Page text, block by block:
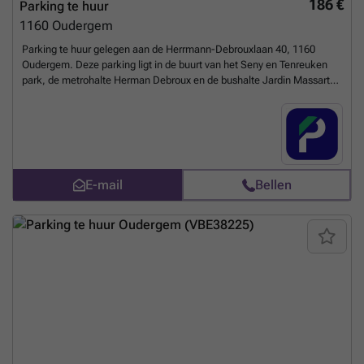
186 €
Parking te huur
1160 Oudergem
Parking te huur gelegen aan de Herrmann-Debrouxlaan 40, 1160
Oudergem. Deze parking ligt in de buurt van het Seny en Tenreuken
park, de metrohalte Herman Debroux en de bushalte Jardin Massart.
om uw auto te parkeren. Als u geïnteresseerd bent in deze parking,
aarzel dan niet om uw plaats te reserveren op onze website. U kunt
Meer
E-mail Bellen